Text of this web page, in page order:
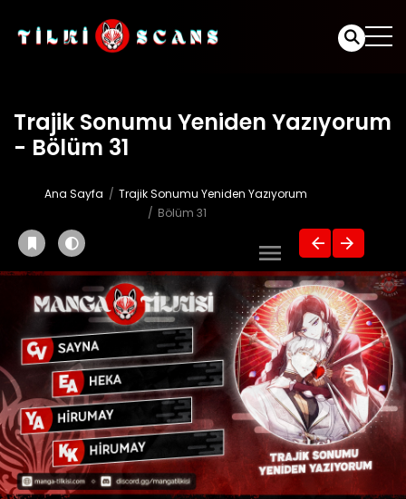
Trajik Sonumu Yeniden Yazıyorum
- Bölüm 31
Ana Sayfa
Trajik Sonumu Yeniden Yazıyorum
Bölüm 31